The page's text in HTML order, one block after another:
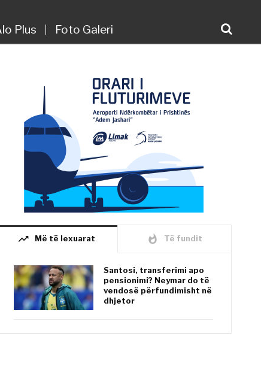
Plus Foto Galeri
trending_up Më të lexuarat whatshot Të fundit
Santosi, transferimi apo
pensionimi? Neymar do të
vendosë përfundimisht në
dhjetor